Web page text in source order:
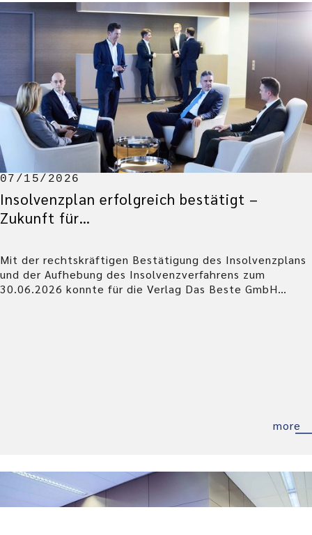
07/15/2026
Insolvenzplan erfolgreich bestätigt –
Zukunft für…
Mit der rechtskräftigen Bestätigung des Insolvenzplans
und der Aufhebung des Insolvenzverfahrens zum
30.06.2026 konnte für die Verlag Das Beste GmbH…
more